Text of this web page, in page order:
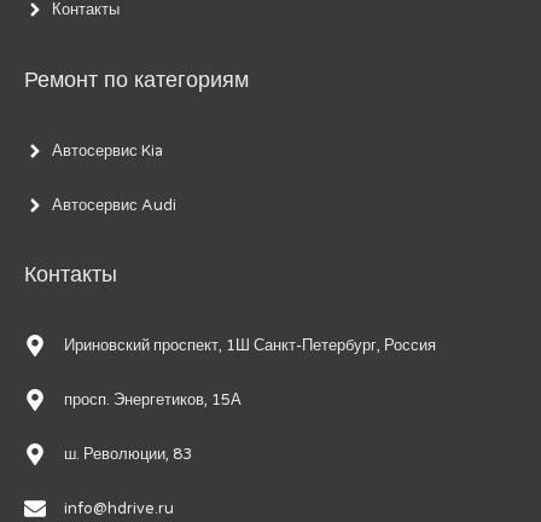
Контакты
Ремонт по категориям
Автосервис Kia
Автосервис Audi
Контакты
Ириновский проспект, 1Ш Санкт-Петербург, Россия
просп. Энергетиков, 15А
ш. Революции, 83
info@hdrive.ru